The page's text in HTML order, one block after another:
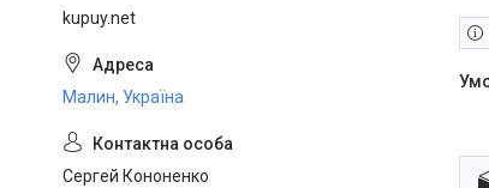
kupuy.net
Малин, Україна
Сергей Кононенко